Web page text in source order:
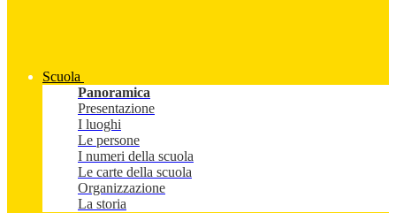
Scuola
Panoramica
Presentazione
I luoghi
Le persone
I numeri della scuola
Le carte della scuola
Organizzazione
La storia